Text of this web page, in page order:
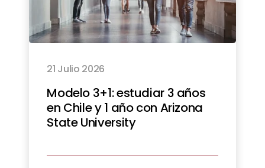
21 Julio 2026
Modelo 3+1: estudiar 3 años
en Chile y 1 año con Arizona
State University